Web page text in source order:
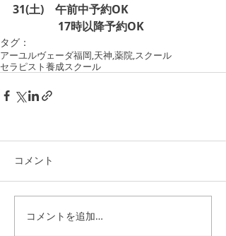
31(土)　午前中予約OK
17時以降予約OK
タグ：
アーユルヴェーダ福岡,天神,薬院,スクール
セラピスト養成スクール
コメント
コメントを追加…